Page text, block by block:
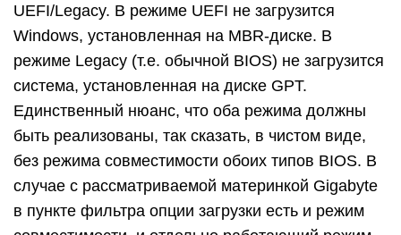
UEFI/Legacy. В режиме UEFI не загрузится
Windows, установленная на MBR-диске. В
режиме Legacy (т.е. обычной BIOS) не загрузится
система, установленная на диске GPT.
Единственный нюанс, что оба режима должны
быть реализованы, так сказать, в чистом виде,
без режима совместимости обоих типов BIOS. В
случае с рассматриваемой материнкой Gigabyte
в пункте фильтра опции загрузки есть и режим